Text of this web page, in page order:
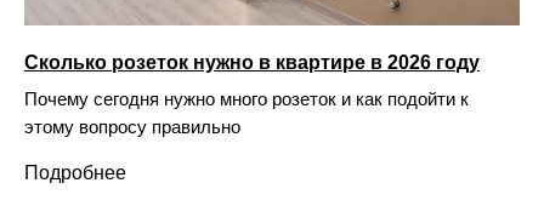
Сколько розеток нужно в квартире в 2026 году
Почему сегодня нужно много розеток и как подойти к
этому вопросу правильно
Подробнее